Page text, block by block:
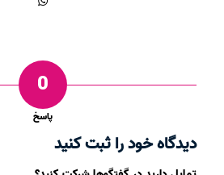
0
پاسخ
دیدگاه خود را ثبت کنید